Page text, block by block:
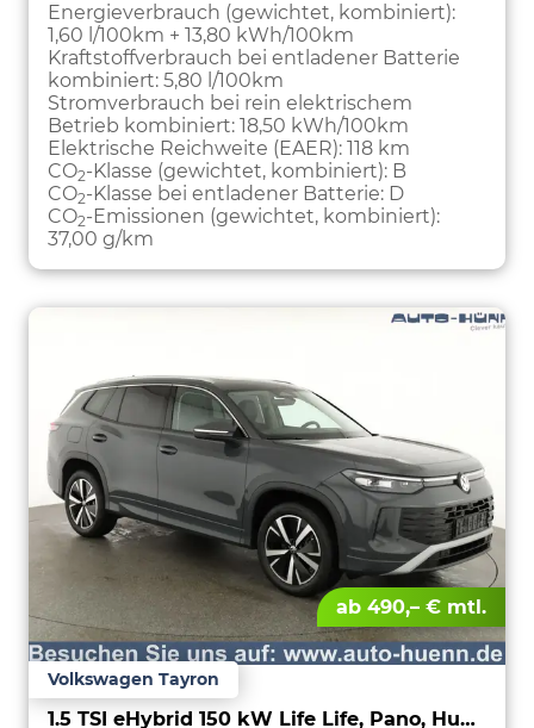
Energieverbrauch (gewichtet, kombiniert):
1,60 l/100km + 13,80 kWh/100km
Kraftstoffverbrauch bei entladener Batterie
kombiniert: 5,80 l/100km
Stromverbrauch bei rein elektrischem
Betrieb kombiniert: 18,50 kWh/100km
Elektrische Reichweite (EAER): 118 km
CO2-Klasse (gewichtet, kombiniert): B
CO2-Klasse bei entladener Batterie: D
CO2-Emissionen (gewichtet, kombiniert):
37,00 g/km
ab 490,– € mtl.
Volkswagen Tayron
1.5 TSI eHybrid 150 kW Life Life, Pano, HuD, AHK, AreaView, Side, Navi, Winter, 5-J. Garantie